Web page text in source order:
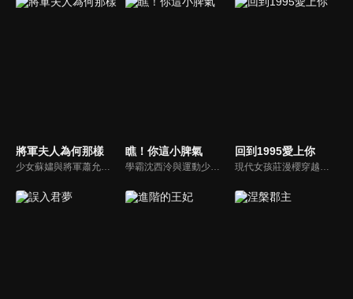
將軍夫人為何那樣
少女蘇嫿與將軍蕭允私奔相戀，卻遭姐姐陷害，被二少蕭燁姦污活埋。蘇嫿重生化身花魁青煙，與蕭允交易成婚進入蕭府復仇。一路披荊斬棘營救同被迫害的姐妹，終讓蕭家受到懲罰，最終恢復身份與蕭允相認團聚。
瞧！你這小脾氣
學霸沈西泠與運動少女蘇曉曉意外加入了號稱「幫助學生解決各種困難」的失學社，在一次次校園事件中，兩人情感從互相看不順眼到彼此產生好感逐漸深入，同時也結識了歐美、景溪、費天等許多好朋友。然而就在兩人關係逐漸明朗時，一個巨大的陰謀卻在校園角落裡悄然而生。
回到1995愛上你
現代女孩莊漫櫻穿越回1995年，為了改變母親的悲慘命運，她利用現代技巧制霸職場，腳踹渣男，卻意外與冷面舅舅產生感情糾葛。